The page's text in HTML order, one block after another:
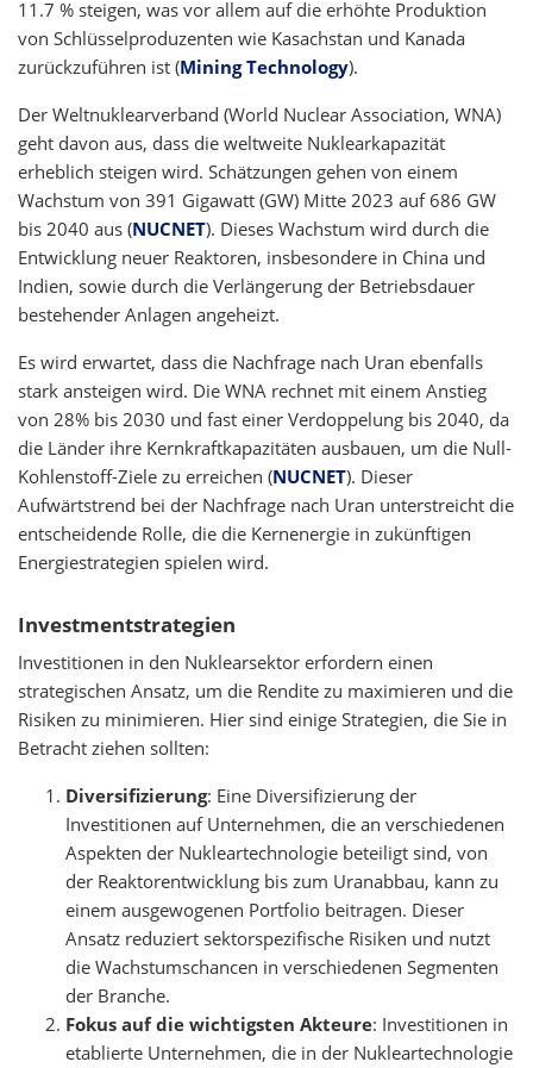
11.7 % steigen, was vor allem auf die erhöhte Produktion
von Schlüsselproduzenten wie Kasachstan und Kanada
zurückzuführen ist (Mining Technology).
Der Weltnuklearverband (World Nuclear Association, WNA)
geht davon aus, dass die weltweite Nuklearkapazität
erheblich steigen wird. Schätzungen gehen von einem
Wachstum von 391 Gigawatt (GW) Mitte 2023 auf 686 GW
bis 2040 aus (NUCNET). Dieses Wachstum wird durch die
Entwicklung neuer Reaktoren, insbesondere in China und
Indien, sowie durch die Verlängerung der Betriebsdauer
bestehender Anlagen angeheizt.
Es wird erwartet, dass die Nachfrage nach Uran ebenfalls
stark ansteigen wird. Die WNA rechnet mit einem Anstieg
von 28% bis 2030 und fast einer Verdoppelung bis 2040, da
die Länder ihre Kernkraftkapazitäten ausbauen, um die Null-
Kohlenstoff-Ziele zu erreichen (NUCNET). Dieser
Aufwärtstrend bei der Nachfrage nach Uran unterstreicht die
entscheidende Rolle, die die Kernenergie in zukünftigen
Energiestrategien spielen wird.
Investmentstrategien
Investitionen in den Nuklearsektor erfordern einen
strategischen Ansatz, um die Rendite zu maximieren und die
Risiken zu minimieren. Hier sind einige Strategien, die Sie in
Betracht ziehen sollten:
Diversifizierung: Eine Diversifizierung der
Investitionen auf Unternehmen, die an verschiedenen
Aspekten der Nukleartechnologie beteiligt sind, von
der Reaktorentwicklung bis zum Uranabbau, kann zu
einem ausgewogenen Portfolio beitragen. Dieser
Ansatz reduziert sektorspezifische Risiken und nutzt
die Wachstumschancen in verschiedenen Segmenten
der Branche.
Fokus auf die wichtigsten Akteure: Investitionen in
etablierte Unternehmen, die in der Nukleartechnologie